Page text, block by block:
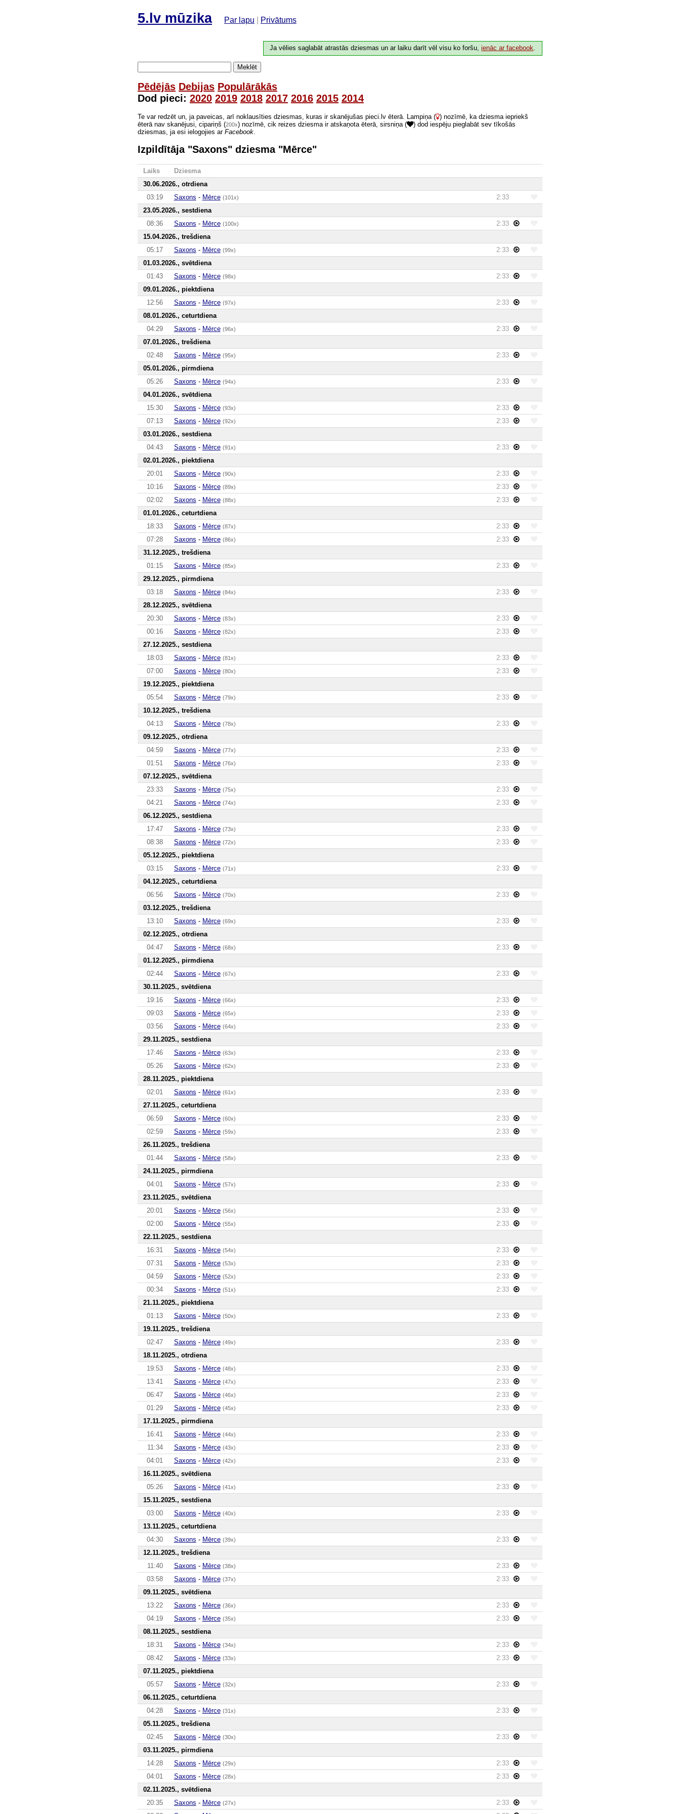
5.lv mūzika Par lapu Privātums
Ja vēlies saglabāt atrastās dziesmas un ar laiku darīt vēl visu ko foršu,ienāc ar facebook.
Meklēt
Pēdējās Debijas Populārākās
Dod pieci: 2020 2019 2018 2017 2016 2015 2014
Te var redzēt un, ja paveicas, arī noklausīties dziesmas, kuras ir skanējušas pieci.lv ēterā. Lampiņa ( ) nozīmē, ka dziesma iepriekš
ēterā nav skanējusi, cipariņš (200x) nozīmē, cik reizes dziesma ir atskaņota ēterā, sirsniņa (
) dod iespēju pieglabāt sev tīkošās
dziesmas, ja esi ielogojies ar Facebook
Izpildītāja "Saxons" dziesma "Mērce"
Laiks
Dziesma
30.06.2026., otrdiena
03:19
Saxons - Mērce (101x)
2:33
23.05.2026., sestdiena
08:36
Saxons - Mērce (100x)
2:33
15.04.2026., trešdiena
05:17
Saxons - Mērce (99x)
2:33
01.03.2026., svētdiena
01:43
Saxons - Mērce (98x)
2:33
09.01.2026., piektdiena
12:56
Saxons - Mērce (97x)
2:33
08.01.2026., ceturtdiena
04:29
Saxons - Mērce (96x)
2:33
07.01.2026., trešdiena
02:48
Saxons - Mērce (95x)
2:33
05.01.2026., pirmdiena
05:26
Saxons - Mērce (94x)
2:33
04.01.2026., svētdiena
15:30
Saxons - Mērce (93x)
2:33
07:13
Saxons - Mērce (92x)
2:33
03.01.2026., sestdiena
04:43
Saxons - Mērce (91x)
2:33
02.01.2026., piektdiena
20:01
Saxons - Mērce (90x)
2:33
10:16
Saxons - Mērce (89x)
2:33
02:02
Saxons - Mērce (88x)
2:33
01.01.2026., ceturtdiena
18:33
Saxons - Mērce (87x)
2:33
07:28
Saxons - Mērce (86x)
2:33
31.12.2025., trešdiena
01:15
Saxons - Mērce (85x)
2:33
29.12.2025., pirmdiena
03:18
Saxons - Mērce (84x)
2:33
28.12.2025., svētdiena
20:30
Saxons - Mērce (83x)
2:33
00:16
Saxons - Mērce (82x)
2:33
27.12.2025., sestdiena
18:03
Saxons - Mērce (81x)
2:33
07:00
Saxons - Mērce (80x)
2:33
19.12.2025., piektdiena
05:54
Saxons - Mērce (79x)
2:33
10.12.2025., trešdiena
04:13
Saxons - Mērce (78x)
2:33
09.12.2025., otrdiena
04:59
Saxons - Mērce (77x)
2:33
01:51
Saxons - Mērce (76x)
2:33
07.12.2025., svētdiena
23:33
Saxons - Mērce (75x)
2:33
04:21
Saxons - Mērce (74x)
2:33
06.12.2025., sestdiena
17:47
Saxons - Mērce (73x)
2:33
08:38
Saxons - Mērce (72x)
2:33
05.12.2025., piektdiena
03:15
Saxons - Mērce (71x)
2:33
04.12.2025., ceturtdiena
06:56
Saxons - Mērce (70x)
2:33
03.12.2025., trešdiena
13:10
Saxons - Mērce (69x)
2:33
02.12.2025., otrdiena
04:47
Saxons - Mērce (68x)
2:33
01.12.2025., pirmdiena
02:44
Saxons - Mērce (67x)
2:33
30.11.2025., svētdiena
19:16
Saxons - Mērce (66x)
2:33
09:03
Saxons - Mērce (65x)
2:33
03:56
Saxons - Mērce (64x)
2:33
29.11.2025., sestdiena
17:46
Saxons - Mērce (63x)
2:33
05:26
Saxons - Mērce (62x)
2:33
28.11.2025., piektdiena
02:01
Saxons - Mērce (61x)
2:33
27.11.2025., ceturtdiena
06:59
Saxons - Mērce (60x)
2:33
02:59
Saxons - Mērce (59x)
2:33
26.11.2025., trešdiena
01:44
Saxons - Mērce (58x)
2:33
24.11.2025., pirmdiena
04:01
Saxons - Mērce (57x)
2:33
23.11.2025., svētdiena
20:01
Saxons - Mērce (56x)
2:33
02:00
Saxons - Mērce (55x)
2:33
22.11.2025., sestdiena
16:31
Saxons - Mērce (54x)
2:33
07:31
Saxons - Mērce (53x)
2:33
04:59
Saxons - Mērce (52x)
2:33
00:34
Saxons - Mērce (51x)
2:33
21.11.2025., piektdiena
01:13
Saxons - Mērce (50x)
2:33
19.11.2025., trešdiena
02:47
Saxons - Mērce (49x)
2:33
18.11.2025., otrdiena
19:53
Saxons - Mērce (48x)
2:33
13:41
Saxons - Mērce (47x)
2:33
06:47
Saxons - Mērce (46x)
2:33
01:29
Saxons - Mērce (45x)
2:33
17.11.2025., pirmdiena
16:41
Saxons - Mērce (44x)
2:33
11:34
Saxons - Mērce (43x)
2:33
04:01
Saxons - Mērce (42x)
2:33
16.11.2025., svētdiena
05:26
Saxons - Mērce (41x)
2:33
15.11.2025., sestdiena
03:00
Saxons - Mērce (40x)
2:33
13.11.2025., ceturtdiena
04:30
Saxons - Mērce (39x)
2:33
12.11.2025., trešdiena
11:40
Saxons - Mērce (38x)
2:33
03:58
Saxons - Mērce (37x)
2:33
09.11.2025., svētdiena
13:22
Saxons - Mērce (36x)
2:33
04:19
Saxons - Mērce (35x)
2:33
08.11.2025., sestdiena
18:31
Saxons - Mērce (34x)
2:33
08:42
Saxons - Mērce (33x)
2:33
07.11.2025., piektdiena
05:57
Saxons - Mērce (32x)
2:33
06.11.2025., ceturtdiena
04:28
Saxons - Mērce (31x)
2:33
05.11.2025., trešdiena
02:45
Saxons - Mērce (30x)
2:33
03.11.2025., pirmdiena
14:28
Saxons - Mērce (29x)
2:33
04:01
Saxons - Mērce (28x)
2:33
02.11.2025., svētdiena
20:35
Saxons - Mērce (27x)
2:33